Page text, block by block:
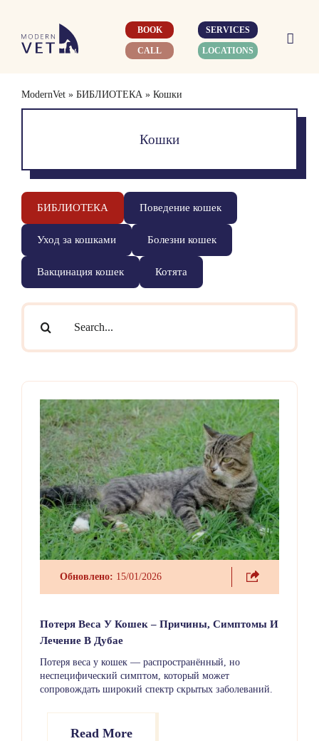
content
BOOK
CALL
SERVICES
LOCATIONS
ModernVet» БИБЛИОТЕКА» Кошки
Кошки
БИБЛИОТЕКА Поведение кошек
Уход за кошками Болезни кошек
Вакцинация кошек Котята
Search
for:
Обновлено: 15/01/2026
Потеря Веса У Кошек – Причины, Симптомы И
Лечение В Дубае
Потеря веса у кошек — распространённый, но
неспецифический симптом, который может
сопровождать широкий спектр скрытых заболеваний.
лечению, но в других случаях указывает на более
серьёзные проблемы, требующие срочного
Read More